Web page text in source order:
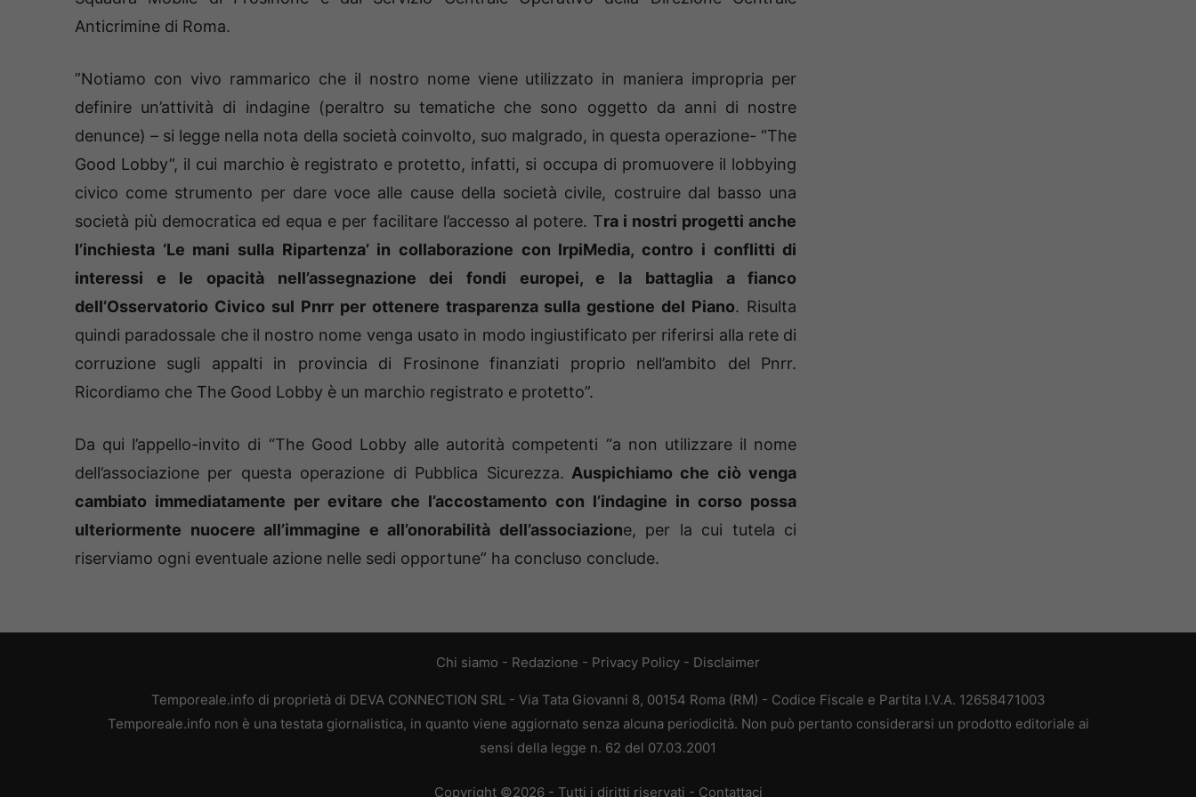
Anticrimine di Roma.
”Notiamo con vivo rammarico che il nostro nome viene utilizzato in maniera impropria per
definire un’attività di indagine (peraltro su tematiche che sono oggetto da anni di nostre
denunce) – si legge nella nota della società coinvolto, suo malgrado, in questa operazione- “The
Good Lobby”, il cui marchio è registrato e protetto, infatti, si occupa di promuovere il lobbying
civico come strumento per dare voce alle cause della società civile, costruire dal basso una
società più democratica ed equa e per facilitare l’accesso al potere. Tra i nostri progetti anche
l’inchiesta ‘Le mani sulla Ripartenza’ in collaborazione con IrpiMedia, contro i conflitti di
interessi e le opacità nell’assegnazione dei fondi europei, e la battaglia a fianco
dell’Osservatorio Civico sul Pnrr per ottenere trasparenza sulla gestione del Piano. Risulta
quindi paradossale che il nostro nome venga usato in modo ingiustificato per riferirsi alla rete di
corruzione sugli appalti in provincia di Frosinone finanziati proprio nell’ambito del Pnrr.
Ricordiamo che The Good Lobby è un marchio registrato e protetto”.
Da qui l’appello-invito di “The Good Lobby alle autorità competenti “a non utilizzare il nome
dell’associazione per questa operazione di Pubblica Sicurezza. Auspichiamo che ciò venga
cambiato immediatamente per evitare che l’accostamento con l’indagine in corso possa
ulteriormente nuocere all’immagine e all’onorabilità dell’associazione, per la cui tutela ci
riserviamo ogni eventuale azione nelle sedi opportune” ha concluso conclude.
Chi siamo - Redazione - Privacy Policy - Disclaimer
Temporeale.info di proprietà di DEVA CONNECTION SRL - Via Tata Giovanni 8, 00154 Roma (RM) - Codice Fiscale e Partita I.V.A. 12658471003
Temporeale.info non è una testata giornalistica, in quanto viene aggiornato senza alcuna periodicità. Non può pertanto considerarsi un prodotto editoriale ai
sensi della legge n. 62 del 07.03.2001
Copyright ©2026 - Tutti i diritti riservati - Contattaci